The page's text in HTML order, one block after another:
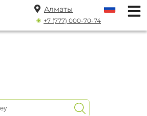
Алматы
+7 (777) 000-70-74